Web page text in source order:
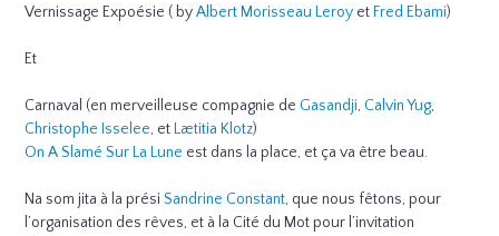
Vernissage Expoésie ( byAlbert Morisseau Leroy etFred Ebami)
Et
Carnaval (en merveilleuse compagnie de Gasandji, Calvin Yug,
Christophe Isselee, etLætitia Klotz)
On A Slamé Sur La Lune est dans la place, et ça va être beau.
Na som jita à la présiSandrine Constant, que nous fêtons, pour
l’organisation des rêves, et à la Cité du Mot pour l’invitation